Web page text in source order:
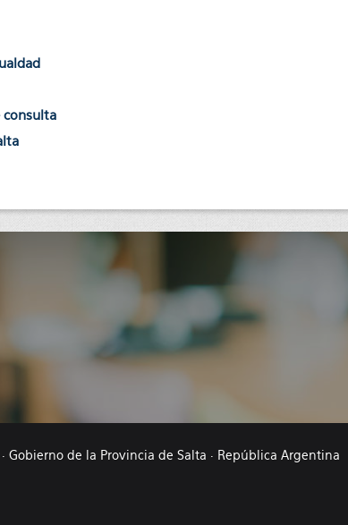
consulta
Gobierno de la Provincia de Salta · República Argentina